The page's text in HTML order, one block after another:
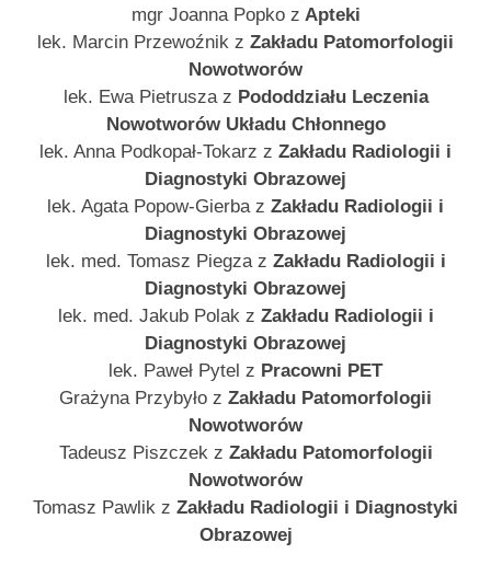
mgr Joanna Popko z Apteki
lek. Marcin Przewoźnik z Zakładu Patomorfologii
Nowotworów
lek. Ewa Pietrusza z Pododdziału Leczenia
Nowotworów Układu Chłonnego
lek. Anna Podkopał-Tokarz z Zakładu Radiologii i
Diagnostyki Obrazowej
lek. Agata Popow-Gierba z Zakładu Radiologii i
Diagnostyki Obrazowej
lek. med. Tomasz Piegza z Zakładu Radiologii i
Diagnostyki Obrazowej
lek. med. Jakub Polak z Zakładu Radiologii i
Diagnostyki Obrazowej
lek. Paweł Pytel z Pracowni PET
Grażyna Przybyło z Zakładu Patomorfologii
Nowotworów
Tadeusz Piszczek z Zakładu Patomorfologii
Nowotworów
Tomasz Pawlik z Zakładu Radiologii i Diagnostyki
Obrazowej